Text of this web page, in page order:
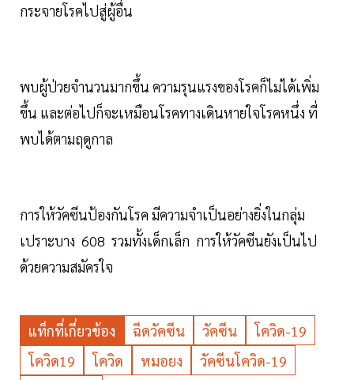
กระจายโรคไปสู่ผู้อื่น
พบผู้ป่วยจำนวนมากขึ้น ความรุนแรงของโรคก็ไม่ได้เพิ่ม
ขึ้น และต่อไปก็จะเหมือนโรคทางเดินหายใจโรคหนึ่ง ที่
พบได้ตามฤดูกาล
การให้วัคซีนป้องกันโรค มีความจำเป็นอย่างยิ่งในกลุ่ม
เปราะบาง 608 รวมทั้งเด็กเล็ก การให้วัคซีนยังเป็นไป
ด้วยความสมัครใจ
แท็กที่เกี่ยวข้อง ฉีดวัคซีน วัคซีน
โควิด-19
โควิด19
โควิด หมอยง
วัคซีนโควิด-19